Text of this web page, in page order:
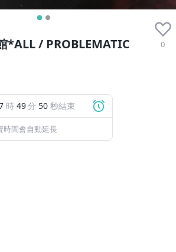
*ALL / PROBLEMATIC
0
時 49分 49 秒結束
時間會自動延長